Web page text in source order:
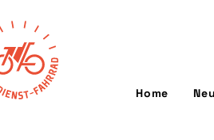
Home